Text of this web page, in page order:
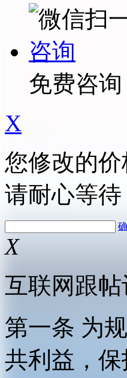
咨询
免费咨询
X
您修改的
请耐心等待
X
互联网跟
第一条 为
共利益，